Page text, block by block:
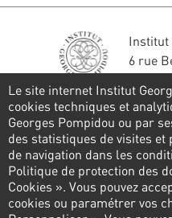
Institut
6 rue
Tél. :
Restons en
FORMULAIRE DE
Suivez-nous
Le site internet Institut
cookies techniques et
Georges Pompidou ou par
des statistiques de visites
de navigation dans les
Politique de protection des
Cookies ». Vous pouvez
cookies ou paramétrer vos